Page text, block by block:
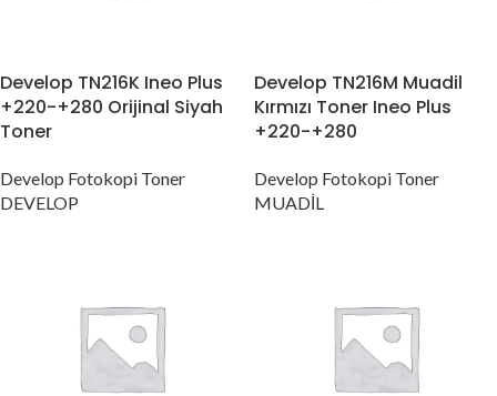
Develop TN216K Ineo Plus
+220-+280 Orijinal Siyah
Toner
Develop Fotokopi Toner
DEVELOP
Develop TN216M Muadil
Kırmızı Toner Ineo Plus
+220-+280
Develop Fotokopi Toner
MUADİL